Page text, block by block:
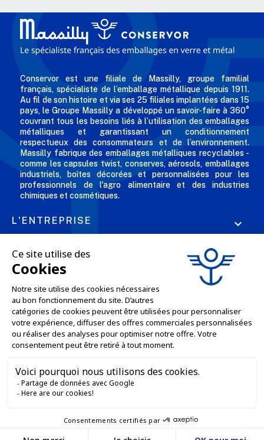
Conservor est une filiale de Massilly, groupe familial
français, spécialiste de l’emballage métallique depuis 1911.
Au fil de son histoire et via ses 25 filiales implantées dans 15
pays, le Groupe Massilly a développé un savoir-faire à 360°
couvrant tous les besoins liés à l’utilisation des emballages
métalliques et garantissant un conditionnement
respectueux des consommateurs et de l’environnement.
Massilly fabrique des emballages métalliques recyclables -
comme les capsules twist, conserves, aérosols, emballages
industriels, boîtes décorées et personnalisées pour les
professionnels de l'agro alimentaire et des industries
chimiques et cosmétiques.
L'ENTREPRISE 
NOS OFFRES 
SERVICES VENTE EN LIGNE 
GARDONS LE CONTACT
Nous contacter
SITE E-COMMERCE
Du lundi au vendredi